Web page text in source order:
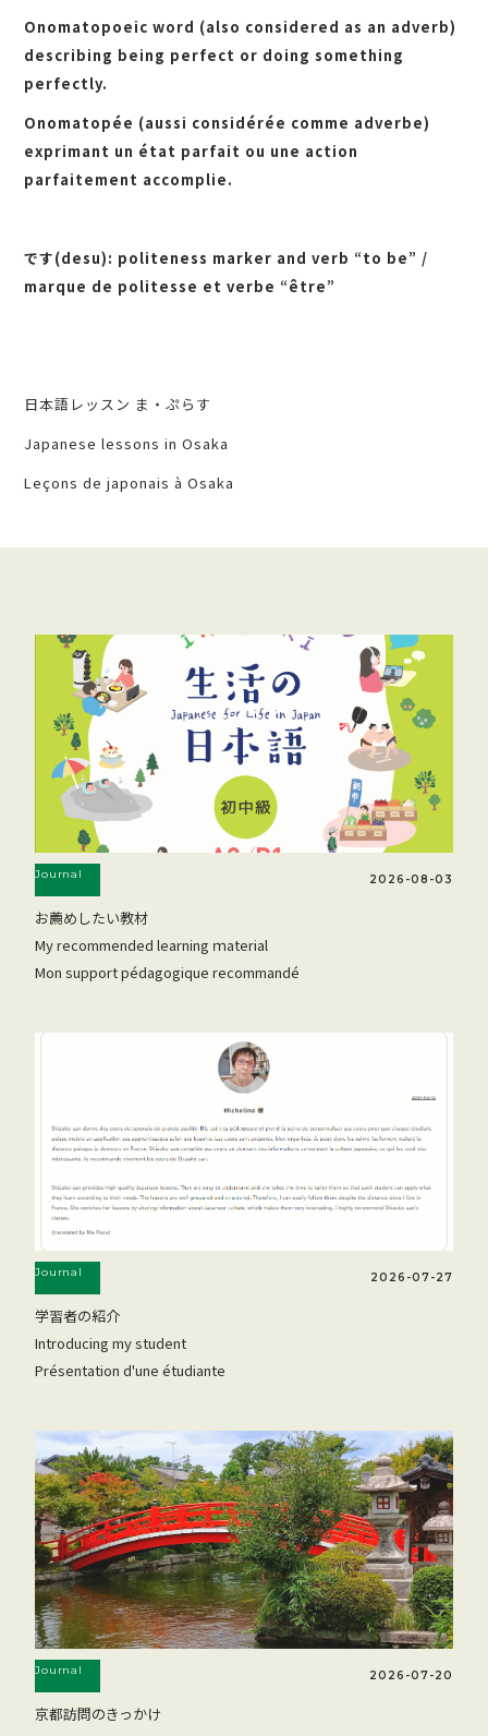
Onomatopoeic word (also considered as an adverb)
describing being perfect or doing something
perfectly.
Onomatopée (aussi considérée comme adverbe)
exprimant un état parfait ou une action
parfaitement accomplie.
です(desu): politeness marker and verb “to be” /
marque de politesse et verbe “être”
日本語レッスン ま・ぷらす
Japanese lessons in Osaka
Leçons de japonais à Osaka
Journal 2026-08-03
お薦めしたい教材
My recommended learning ｍaterial
Mon support pédagogique recommandé
Journal 2026-07-27
学習者の紹介
Introducing my student
Présentation d'une étudiante
Journal 2026-07-20
京都訪問のきっかけ